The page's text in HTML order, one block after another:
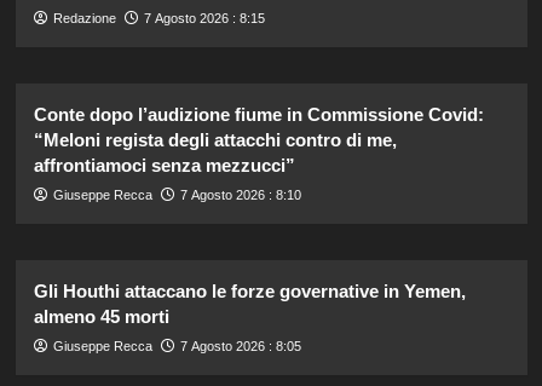
Redazione 7 Agosto 2026 : 8:15
Conte dopo l’audizione fiume in Commissione Covid:
“Meloni regista degli attacchi contro di me,
affrontiamoci senza mezzucci”
Giuseppe Recca 7 Agosto 2026 : 8:10
Gli Houthi attaccano le forze governative in Yemen,
almeno 45 morti
Giuseppe Recca 7 Agosto 2026 : 8:05